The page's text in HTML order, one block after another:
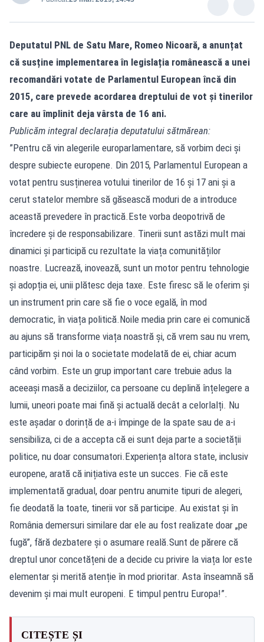
Deputatul PNL de Satu Mare, Romeo Nicoară, a anunțat
că susține implementarea în legislația românească a unei
recomandări votate de Parlamentul European încă din
2015, care prevede acordarea dreptului de vot și tinerilor
care au împlinit deja vârsta de 16 ani.
Publicăm integral declarația deputatului sătmărean:
”Pentru că vin alegerile europarlamentare, să vorbim deci și
despre subiecte europene. Din 2015, Parlamentul European a
votat pentru susținerea votului tinerilor de 16 și 17 ani și a
cerut statelor membre să găsească moduri de a introduce
această prevedere în practică.Este vorba deopotrivă de
încredere și de responsabilizare. Tinerii sunt astăzi mult mai
dinamici și participă cu rezultate la viața comunităților
noastre. Lucrează, inovează, sunt un motor pentru tehnologie
și adopția ei, unii plătesc deja taxe. Este firesc să le oferim și
un instrument prin care să fie o voce egală, în mod
democratic, în viața politică.Noile media prin care ei comunică
au ajuns să transforme viața noastră și, că vrem sau nu vrem,
participăm și noi la o societate modelată de ei, chiar acum
când vorbim. Este un grup important care trebuie adus la
aceeași masă a deciziilor, ca persoane cu deplină înțelegere a
lumii, uneori poate mai fină și actuală decât a celorlalți. Nu
este așadar o dorință de a-i împinge de la spate sau de a-i
sensibiliza, ci de a accepta că ei sunt deja parte a societății
politice, nu doar consumatori.Experiența altora state, inclusiv
europene, arată că inițiativa este un succes. Fie că este
implementată gradual, doar pentru anumite tipuri de alegeri,
fie deodată la toate, tinerii vor să participe. Au existat și în
România demersuri similare dar ele au fost realizate doar „pe
fugă”, fără dezbatere și o asumare reală.Sunt de părere că
dreptul unor concetățeni de a decide cu privire la viața lor este
elementar și merită atenție în mod prioritar. Asta înseamnă să
devenim și mai mult europeni. E timpul pentru Europa!”.
CITEȘTE ȘI